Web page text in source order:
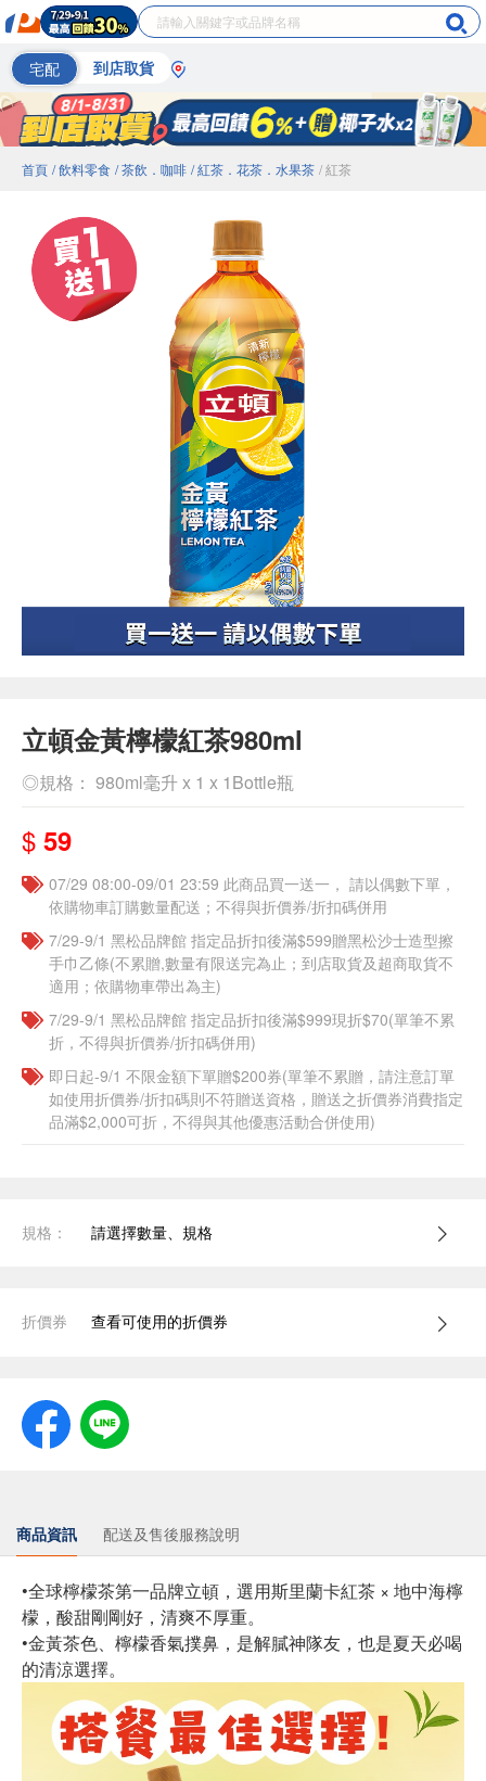
宅配 到店取貨
首頁 / 飲料零食 / 茶飲．咖啡 / 紅茶．花茶．水果茶 / 紅茶
立頓金黃檸檬紅茶980ml
◎規格： 980ml毫升 x 1 x 1Bottle瓶
$ 59
07/29 08:00-09/01 23:59 此商品買一送一， 請以偶數下單，
依購物車訂購數量配送；不得與折價券/折扣碼併用
7/29-9/1 黑松品牌館 指定品折扣後滿$599贈黑松沙士造型擦
手巾乙條(不累贈,數量有限送完為止；到店取貨及超商取貨不
適用；依購物車帶出為主)
7/29-9/1 黑松品牌館 指定品折扣後滿$999現折$70(單筆不累
折，不得與折價券/折扣碼併用)
即日起-9/1 不限金額下單贈$200券(單筆不累贈，請注意訂單
如使用折價券/折扣碼則不符贈送資格，贈送之折價券消費指定
品滿$2,000可折，不得與其他優惠活動合併使用)
規格： 請選擇數量、規格
折價券 查看可使用的折價券
商品資訊 配送及售後服務說明
•全球檸檬茶第一品牌立頓，選用斯里蘭卡紅茶 × 地中海檸
檬，酸甜剛剛好，清爽不厚重。
•金黃茶色、檸檬香氣撲鼻，是解膩神隊友，也是夏天必喝
的清涼選擇。